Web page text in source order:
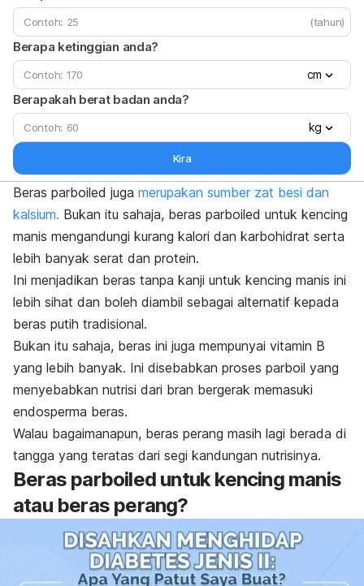
(tahun)
Berapa ketinggian anda?
cm
Berapakah berat badan anda?
kg
Kira
Beras parboiled juga merupakan sumber zat besi dan
kalsium. Bukan itu sahaja, beras parboiled untuk kencing
manis mengandungi kurang kalori dan karbohidrat serta
lebih banyak serat dan protein.
Ini menjadikan beras tanpa kanji untuk kencing manis ini
lebih sihat dan boleh diambil sebagai alternatif kepada
beras putih tradisional.
Bukan itu sahaja, beras ini juga mempunyai vitamin B
yang lebih banyak. Ini disebabkan proses parboil yang
menyebabkan nutrisi dari bran bergerak memasuki
endosperma beras.
Walau bagaimanapun, beras perang masih lagi berada di
tangga yang teratas dari segi kandungan nutrisinya.
Beras parboiled untuk kencing manis
atau beras perang?